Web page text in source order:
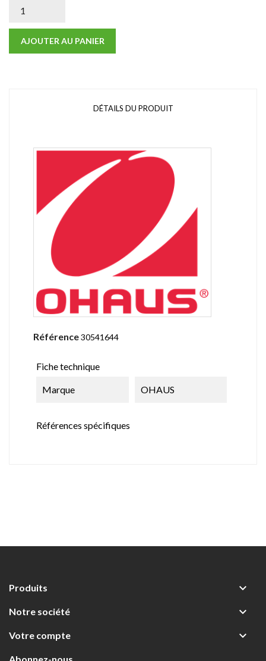
AJOUTER AU PANIER
DÉTAILS DU PRODUIT
Référence30541644
Fiche technique
Marque OHAUS
Références spécifiques
Produits 
Notre société 
Votre compte 